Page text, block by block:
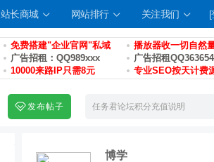
站长商城 网站排行 关注我们 [
免费搭建"企业官网"私域
播放器收一切自然
广告招租：QQ989xxx
广告招租
10000来路IP只需8元
专业SEO按天计费
发布帖子
博学